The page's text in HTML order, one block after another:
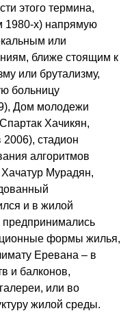
этого термина,
1980-х) напрямую
или
ближе стоящим к
или брутализму,
больницу
Дом молодежи
Хачикян,
2006), стадион
алгоритмов
Мурадян,
и в жилой
предпринимались
формы жилья,
Еревана – в
и балконов,
или во
жилой среды.